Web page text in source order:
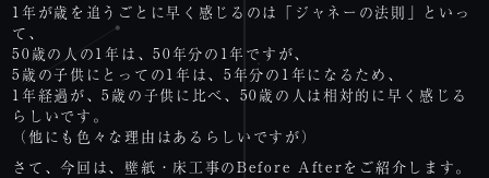
1年が歳を追うごとに早く感じるのは「ジャネーの法則」といっ
て、
50歳の人の1年は、50年分の1年ですが、
5歳の子供にとっての1年は、5年分の1年になるため、
1年経過が、5歳の子供に比べ、50歳の人は相対的に早く感じる
らしいです。
（他にも色々な理由はあるらしいですが）
さて、今回は、壁紙・床工事のBefore Afterをご紹介します。